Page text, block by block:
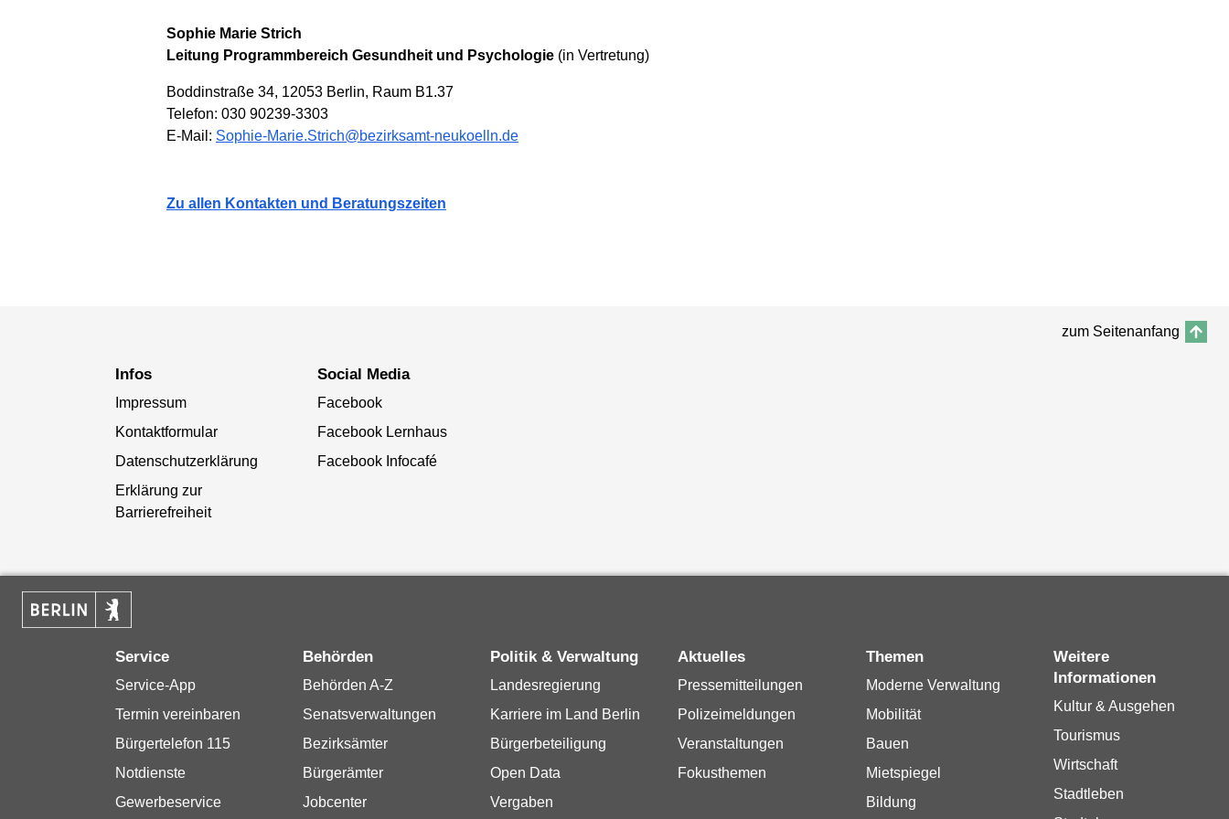
Sophie Marie Strich
Leitung Programmbereich Gesundheit und Psychologie (in Vertretung)
Boddinstraße 34, 12053 Berlin, Raum B1.37
Telefon: 030 90239-3303
E-Mail: Sophie-Marie.Strich@bezirksamt-neukoelln.de
Zu allen Kontakten und Beratungszeiten
zum Seitenanfang
Infos
Impressum
Kontaktformular
Datenschutzerklärung
Erklärung zur
Barrierefreiheit
Social Media
Facebook
Facebook Lernhaus
Facebook Infocafé
Service
Service-App
Termin vereinbaren
Bürgertelefon 115
Notdienste
Gewerbeservice
Behörden
Behörden A-Z
Senatsverwaltungen
Bezirksämter
Bürgerämter
Jobcenter
Politik & Verwaltung
Landesregierung
Karriere im Land Berlin
Bürgerbeteiligung
Open Data
Vergaben
Aktuelles
Pressemitteilungen
Polizeimeldungen
Veranstaltungen
Fokusthemen
Themen
Moderne Verwaltung
Mobilität
Bauen
Mietspiegel
Bildung
Weitere
Informationen
Kultur & Ausgehen
Tourismus
Wirtschaft
Stadtleben